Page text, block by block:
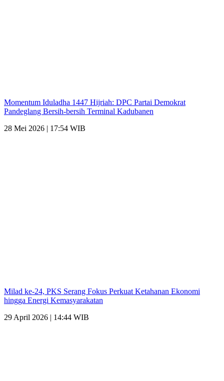
Momentum Iduladha 1447 Hijriah: DPC Partai Demokrat
Pandeglang Bersih-bersih Terminal Kadubanen
28 Mei 2026 | 17:54 WIB
Milad ke-24, PKS Serang Fokus Perkuat Ketahanan Ekonomi
hingga Energi Kemasyarakatan
29 April 2026 | 14:44 WIB